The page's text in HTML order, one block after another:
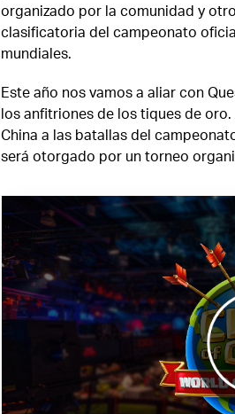
organizado por la comunidad y
clasificatoria del campeonato
mundiales.
Este año nos vamos a aliar con
los anfitriones de los tiques de
China a las batallas del
será otorgado por un torneo